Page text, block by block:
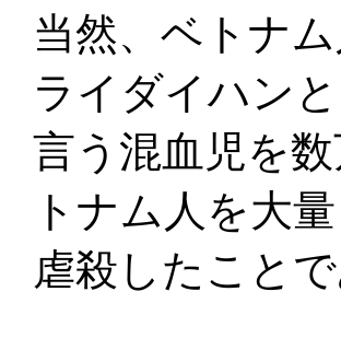
当然、ベトナ
ライダイハンと
言う混血児を
トナム人を大量
虐殺したこと